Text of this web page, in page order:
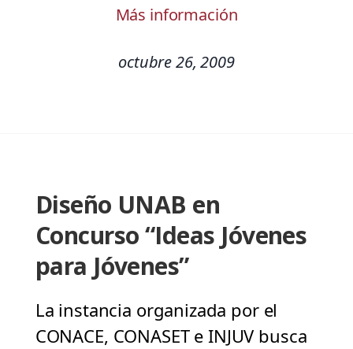
Más información
octubre 26, 2009
Diseño UNAB en
Concurso “Ideas Jóvenes
para Jóvenes”
La instancia organizada por el
CONACE, CONASET e INJUV busca